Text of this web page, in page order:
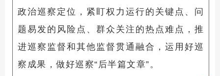
政治巡察定位，紧盯权力运行的关键点、问
题易发的风险点、群众关注的热点难点，推
进巡察监督和其他监督贯通融合，运用好巡
察成果，做好巡察“后半篇文章”。